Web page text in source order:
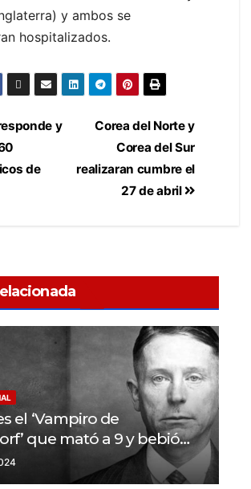
y ambos se
hospitalizados.
Corea del Norte y
Corea del Sur
realizaran cumbre el
27 de abril
y
de
el ‘Vampiro de
que mató a 9 y bebió
sus víctimas?